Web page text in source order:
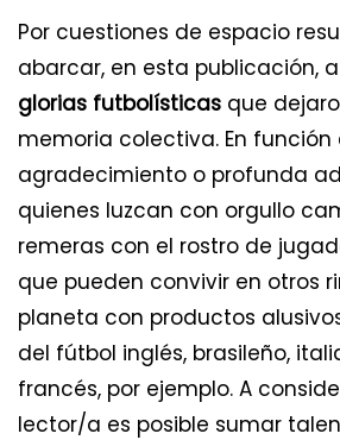
Por cuestiones de espacio
abarcar, en esta publicación,
glorias futbolísticas que
memoria colectiva. En
agradecimiento o profunda
quienes luzcan con orgullo
remeras con el rostro de
que pueden convivir en otros
planeta con productos
del fútbol inglés, brasileño,
francés, por ejemplo. A
lector/a es posible sumar